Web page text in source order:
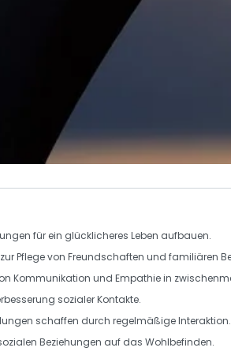
für ein glücklicheres Leben aufbauen.
zur Pflege von Freundschaften und familiären
Kommunikation und Empathiein
sozialer Kontakte.
schaffen durch regelmäßige Interaktion.
Beziehungen auf das Wohlbefinden.